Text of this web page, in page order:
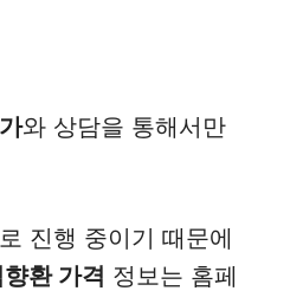
와 상담을 통해서만
진행 중이기 때문에
환 가격 정보는 홈페